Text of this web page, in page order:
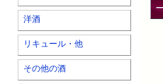
洋酒
リキュール・他
その他の酒